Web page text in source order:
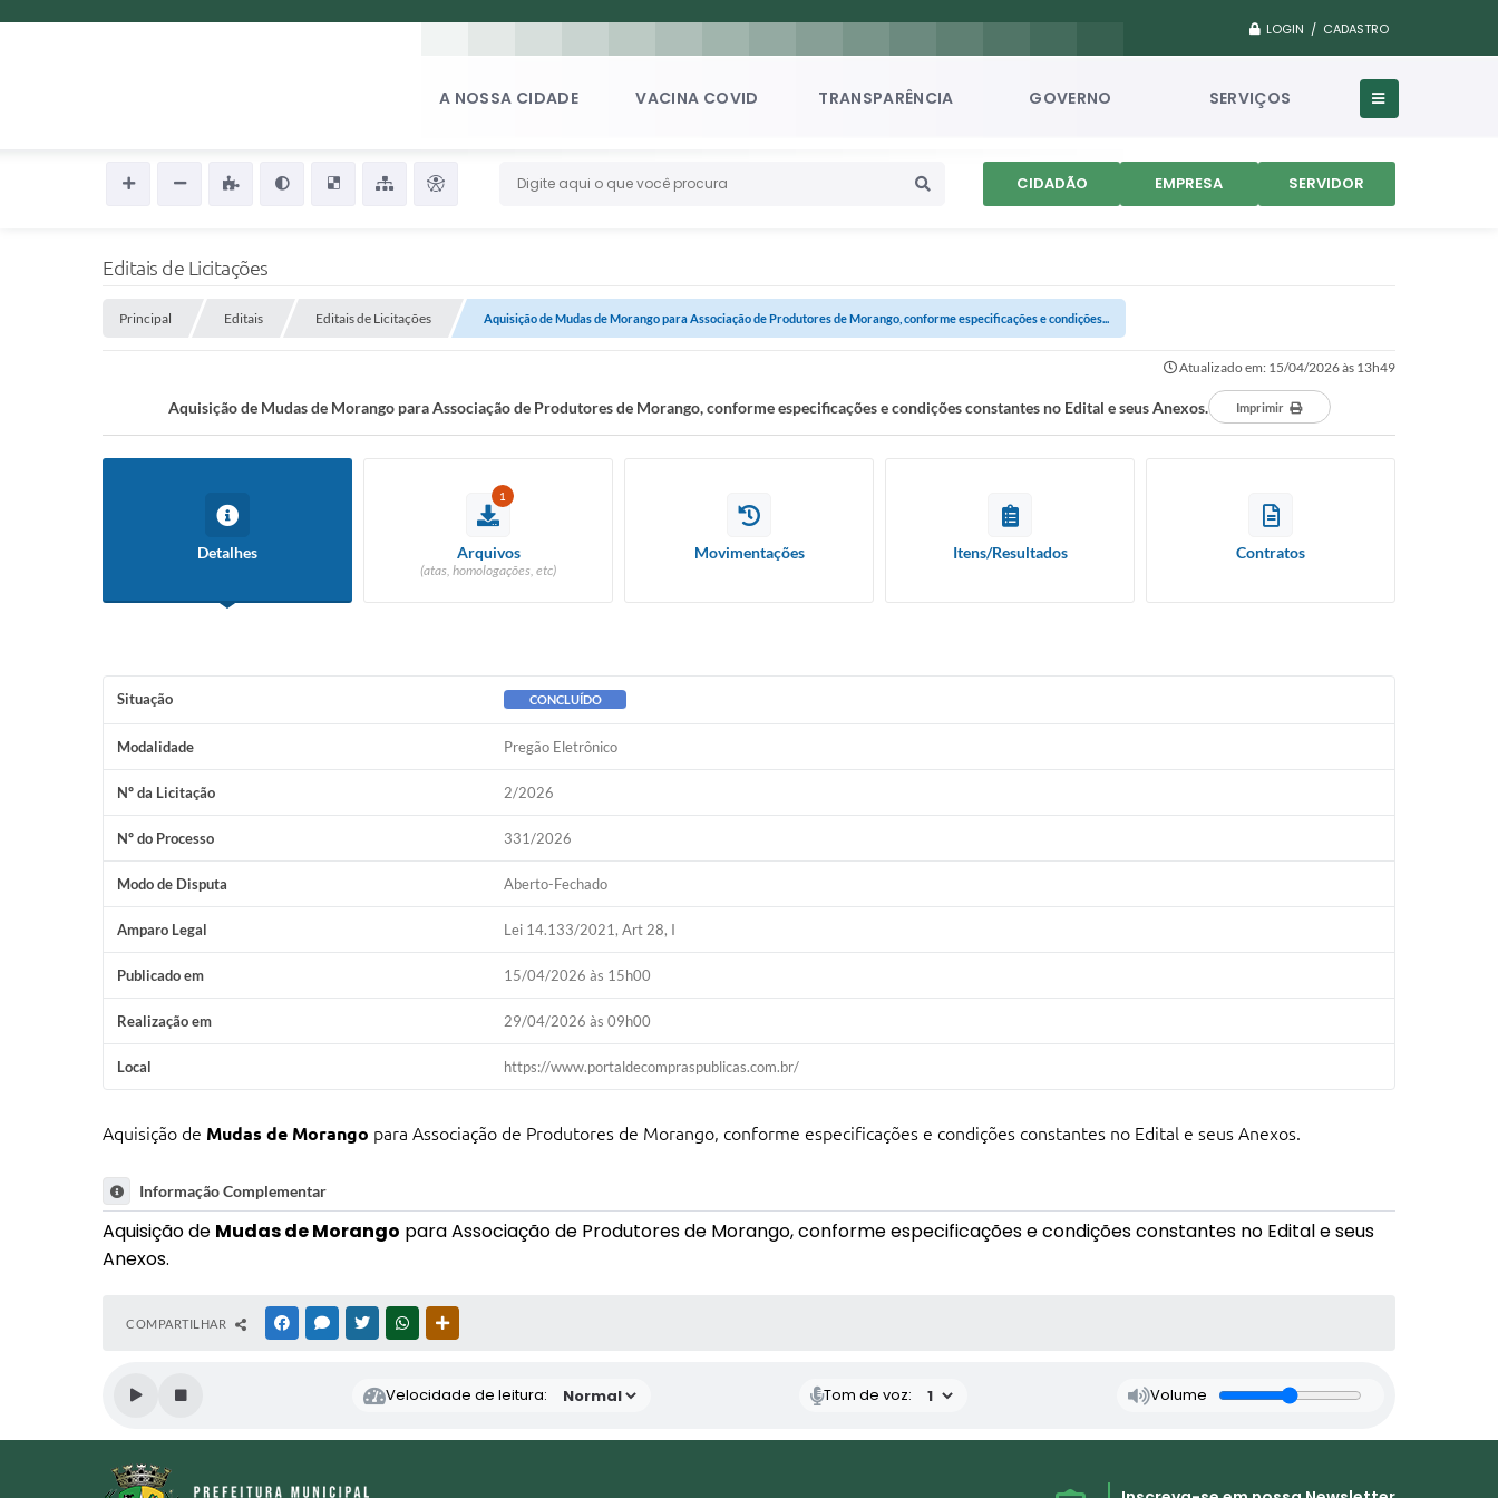
LOGIN / CADASTRO
A NOSSA CIDADE VACINA COVID TRANSPARÊNCIA GOVERNO SERVIÇOS
CIDADÃO EMPRESA SERVIDOR
Editais de Licitações
Principal Editais Editais de Licitações Aquisição de Mudas de Morango para Associação de Produtores de Morango, conforme especificações e condições...
Atualizado em: 15/04/2026 às 13h49
Aquisição de Mudas de Morango para Associação de Produtores de Morango, conforme especificações e condições constantes no Edital e seus Anexos. Imprimir
Detalhes
1
Arquivos
(atas, homologações, etc)
Movimentações Itens/Resultados Contratos
Situação CONCLUÍDO
Modalidade Pregão Eletrônico
Nº da Licitação 2/2026
Nº do Processo 331/2026
Modo de Disputa Aberto-Fechado
Amparo Legal Lei 14.133/2021, Art 28, I
Publicado em 15/04/2026 às 15h00
Realização em 29/04/2026 às 09h00
Local https://www.portaldecompraspublicas.com.br/
Aquisição de Mudas de Morango para Associação de Produtores de Morango, conforme especificações e condições constantes no Edital e seus Anexos.
Informação Complementar
Aquisição de Mudas de Morango para Associação de Produtores de Morango, conforme especificações e condições constantes no Edital e seus
Anexos.
COMPARTILHAR FACEBOOKMESSENGER
TWITTERWHATSAPP
Velocidade de leitura: Tom de voz: Volume